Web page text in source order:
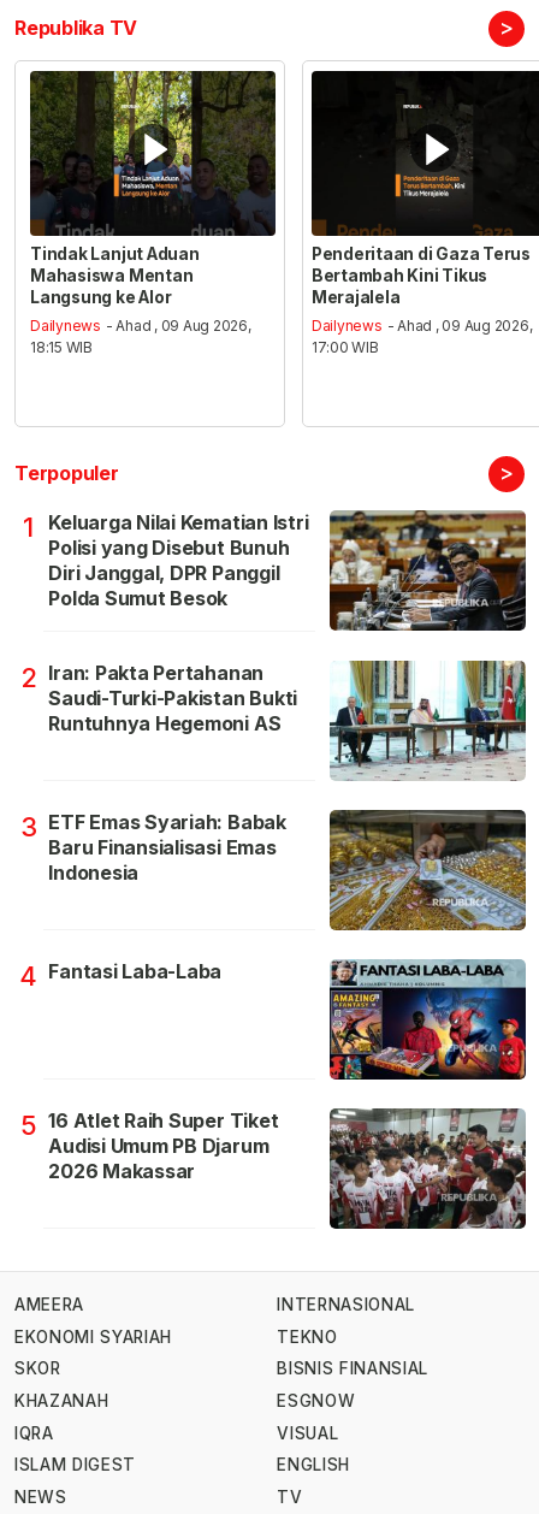
Republika TV >
Tindak Lanjut Aduan
Mahasiswa Mentan
Langsung ke Alor
Dailynews - Ahad , 09 Aug 2026,
18:15 WIB
Penderitaan di Gaza Terus
Bertambah Kini Tikus
Merajalela
Dailynews - Ahad , 09 Aug 2026,
17:00 WIB
Terpopuler >
1
Keluarga Nilai Kematian Istri
Polisi yang Disebut Bunuh
Diri Janggal, DPR Panggil
Polda Sumut Besok
2 Iran: Pakta Pertahanan
Saudi-Turki-Pakistan Bukti
Runtuhnya Hegemoni AS
3 ETF Emas Syariah: Babak
Baru Finansialisasi Emas
Indonesia
4 Fantasi Laba-Laba
5 16 Atlet Raih Super Tiket
Audisi Umum PB Djarum
2026 Makassar
AMEERA
EKONOMI SYARIAH
SKOR
KHAZANAH
IQRA
ISLAM DIGEST
NEWS
INTERNASIONAL
TEKNO
BISNIS FINANSIAL
ESGNOW
VISUAL
ENGLISH
TV